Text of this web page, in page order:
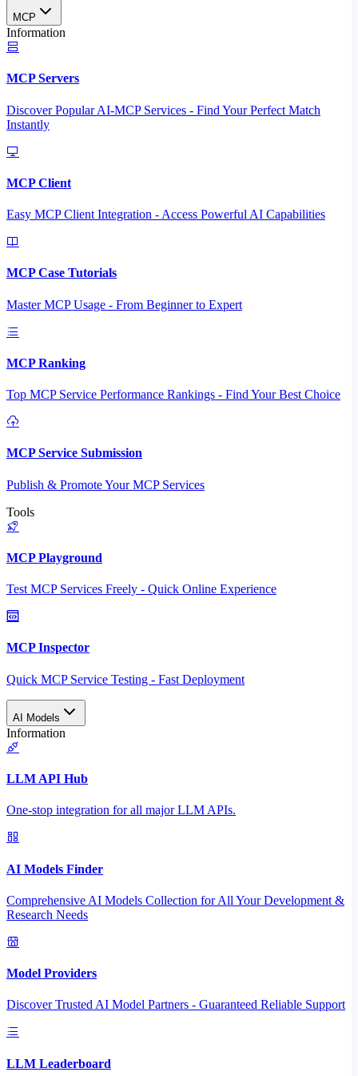
MCP
Information
MCP Servers
Discover Popular AI-MCP Services - Find Your Perfect Match
Instantly
MCP Client
Easy MCP Client Integration - Access Powerful AI Capabilities
MCP Case Tutorials
Master MCP Usage - From Beginner to Expert
MCP Ranking
Top MCP Service Performance Rankings - Find Your Best Choice
MCP Service Submission
Publish & Promote Your MCP Services
Tools
MCP Playground
Test MCP Services Freely - Quick Online Experience
MCP Inspector
Quick MCP Service Testing - Fast Deployment
AI Models
Information
LLM API Hub
One-stop integration for all major LLM APIs.
AI Models Finder
Comprehensive AI Models Collection for All Your Development &
Research Needs
Model Providers
Discover Trusted AI Model Partners - Guaranteed Reliable Support
LLM Leaderboard